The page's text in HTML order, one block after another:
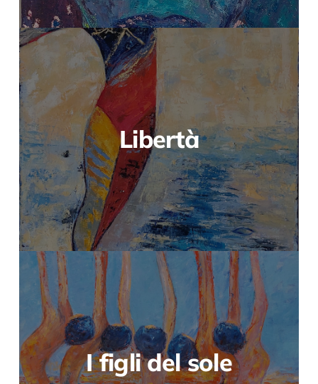
Libertà
I figli del sole